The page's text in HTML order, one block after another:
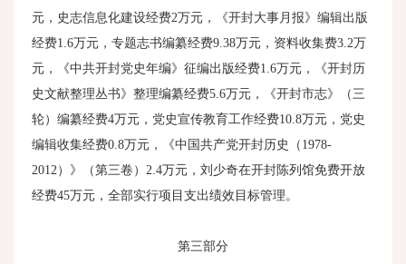
元，史志信息化建设经费2万元，《开封大事月报》编辑出版
经费1.6万元，专题志书编纂经费9.38万元，资料收集费3.2万
元，《中共开封党史年编》征编出版经费1.6万元，《开封历
史文献整理丛书》整理编纂经费5.6万元，《开封市志》（三
轮）编纂经费4万元，党史宣传教育工作经费10.8万元，党史
编辑收集经费0.8万元，《中国共产党开封历史（ 1978-
2012）》（第三卷） 2.4万元，刘少奇在开封陈列馆免费开放
经费45万元，全部实行项目支出绩效目标管理。
第三部分